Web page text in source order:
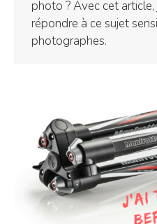
photo ? Avec cet
répondre à ce sujet
photographes.